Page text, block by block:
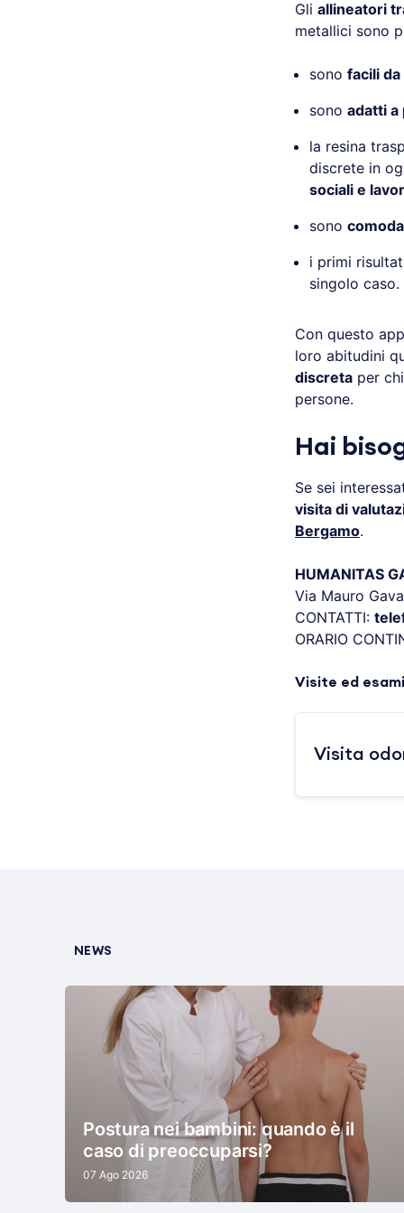
Gli allineatori
metallici sono
sono facili
sono adatti a
la resina
discrete in
sociali e
sono
i primi
singolo caso.
Con questo
loro abitudini
discreta per
persone.
Hai
Se sei
visita di
Bergamo.
HUMANITAS
Via Mauro
CONTATTI:
ORARIO
Visite ed esami
Visita
NEWS
Postura nei bambini: quando è il
caso di preoccuparsi?
07 Ago 2026